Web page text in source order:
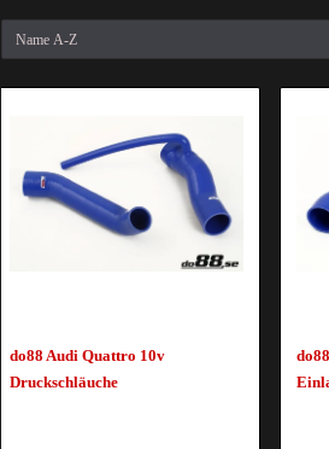
do88 Audi Quattro 10v
Druckschläuche